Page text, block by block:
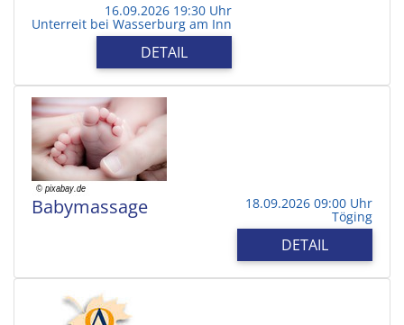
16.09.2026 19:30 Uhr
Unterreit bei Wasserburg am Inn
DETAIL
Babymassage 18.09.2026 09:00 Uhr
Töging
DETAIL